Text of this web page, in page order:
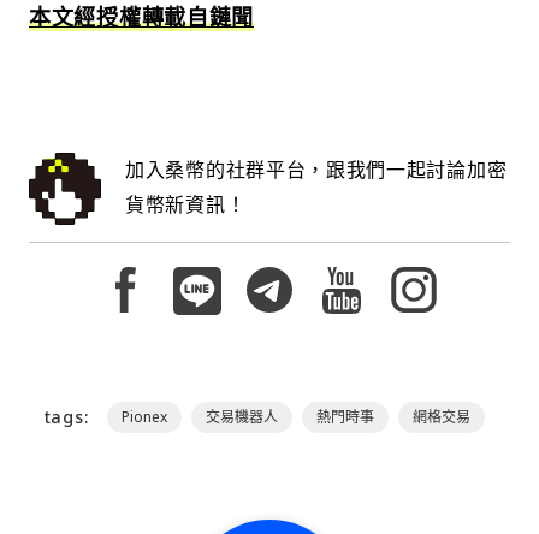
本文經授權轉載自鏈聞
加入桑幣的社群平台，跟我們一起討論加密
貨幣新資訊！
tags: Pionex 交易機器人 熱門時事 網格交易